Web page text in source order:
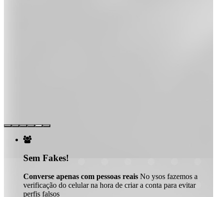

Sem Fakes!
Converse apenas com pessoas reais No ysos fazemos a
verificação do celular na hora de criar a conta para evitar
perfis falsos